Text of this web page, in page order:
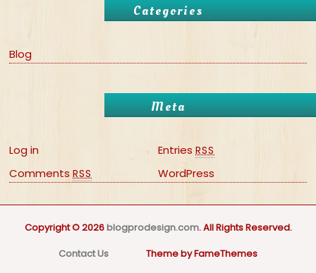
Categories
Blog
Meta
Log in Entries RSS
CommentsRSS WordPress
Copyright © 2026blogprodesign.com. All Rights Reserved.
Contact Us
Theme by FameThemes